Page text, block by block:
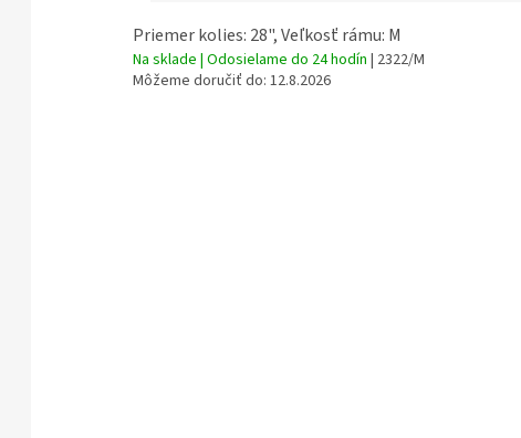
Priemer kolies: 28", Veľkosť rámu: M
Na sklade | Odosielame do 24 hodín | 2322/M
Môžeme doručiť do: 12.8.2026